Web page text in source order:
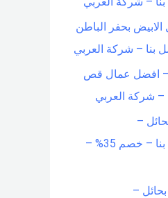
بحفر الباطن
– افضل عمال قص
– شركة العربي
–
0551154864 اتصل بنا – خصم 35% –
–